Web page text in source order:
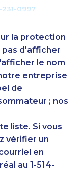
231-0997
277-4304
328-6587
401-2238
999-1497
316-3437
400-0948
629-1132
900-0381
249-5017
482-2171
201-9349
la protection
pas d'afficher
le nom
entreprise
de
; nos
liste. Si vous
vérifier un
en
au 1-514-